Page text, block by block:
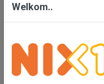
6 flessen in totaal.
Welkom..